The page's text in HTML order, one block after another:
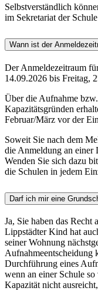
Selbstverständlich
im Sekretariat der
Wann ist der
Der Anmeldezeitraum
14.09.2026 bis Freitag,
Über die Aufnahme
Kapazitätsgründen
Februar/März vor der
Soweit Sie nach dem
die Anmeldung an einer
Wenden Sie sich dazu
die Schulen in jedem
Darf ich mir eine
Ja, Sie haben das
Lippstädter Kind hat
seiner Wohnung
Aufnahmeentscheidung
Durchführung eines
wenn an einer Schule
Kapazität nicht